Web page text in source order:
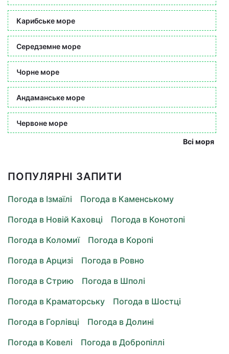
Карибське море
Середземне море
Чорне море
Андаманське море
Червоне море
Всі моря
ПОПУЛЯРНІ ЗАПИТИ
Погода в Ізмаїлі
Погода в Каменському
Погода в Новій Каховці
Погода в Конотопі
Погода в Коломиї
Погода в Коропі
Погода в Арцизі
Погода в Ровно
Погода в Стрию
Погода в Шполі
Погода в Краматорську
Погода в Шостці
Погода в Горлівці
Погода в Долині
Погода в Ковелі
Погода в Добропіллі